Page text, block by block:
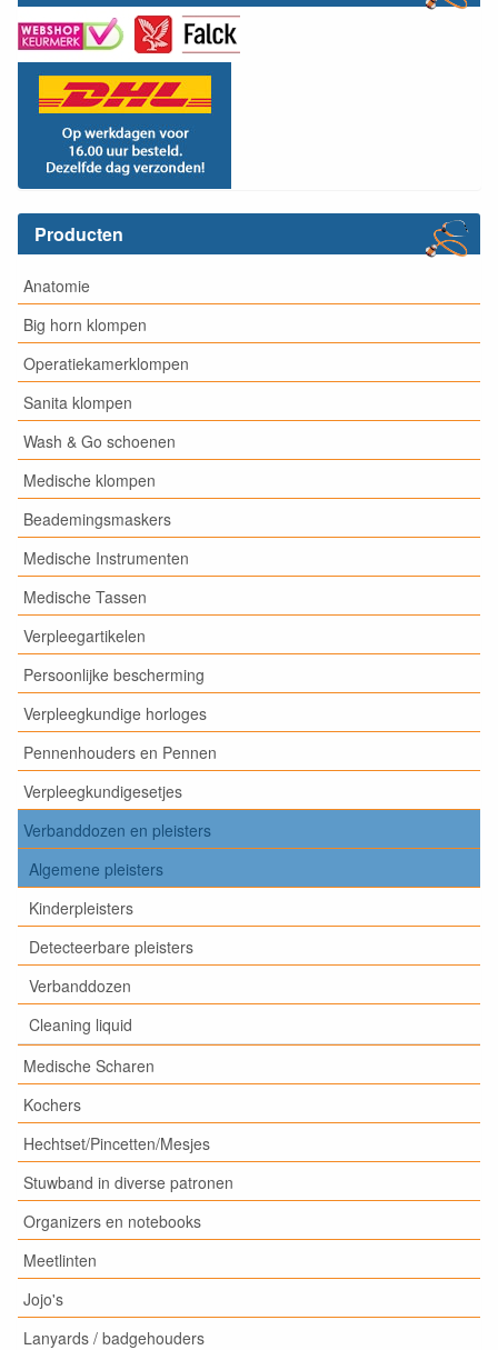
Producten
Anatomie
Big horn klompen
Operatiekamerklompen
Sanita klompen
Wash & Go schoenen
Medische klompen
Beademingsmaskers
Medische Instrumenten
Medische Tassen
Verpleegartikelen
Persoonlijke bescherming
Verpleegkundige horloges
Pennenhouders en Pennen
Verpleegkundigesetjes
Verbanddozen en pleisters
Algemene pleisters
Kinderpleisters
Detecteerbare pleisters
Verbanddozen
Cleaning liquid
Medische Scharen
Kochers
Hechtset/Pincetten/Mesjes
Stuwband in diverse patronen
Organizers en notebooks
Meetlinten
Jojo's
Lanyards / badgehouders